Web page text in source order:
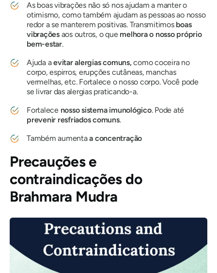
As boas vibrações não só nos ajudam a manter o
otimismo, como também ajudam as pessoas ao nosso
redor a se manterem positivas. Transmitimos boas
vibraçõesaos outros, o que melhora o nosso próprio
bem-estar.
Ajuda aevitar alergias comuns,como coceira no
corpo, espirros, erupções cutâneas, manchas
vermelhas, etc. Fortalece o nosso corpo. Você pode
se livrar das alergias praticando-a.
Fortalece nosso sistema imunológico. Pode até
prevenir resfriados comuns.
Também aumentaa concentração
Precauções e
contraindicações do
Brahmara Mudra